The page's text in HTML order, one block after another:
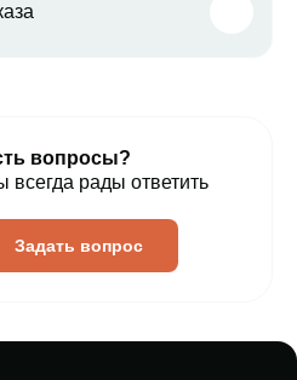
вопросы?
всегда рады ответить
Задать вопрос